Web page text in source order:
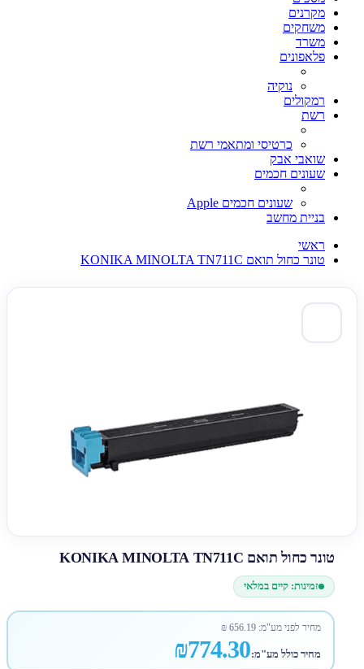
מקרנים
משחקים
משרד
פלאפונים
נוקיה
רמקולים
רשת
כרטיסי ומתאמי רשת
שואבי אבק
שעונים חכמים
שעונים חכמים Apple
בניית מחשב
ראשי
טונר כחול תואם KONIKA MINOLTA TN711C
טונר כחול תואם KONIKA MINOLTA TN711C
זמינות: קיים במלאי
מחיר לפני מע"מ:656.19
₪
מחיר כולל מע"מ:₪774.30